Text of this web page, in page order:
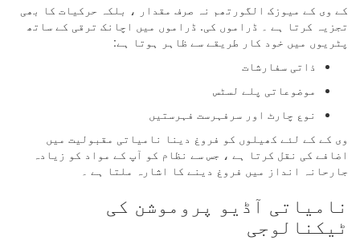
کے وی کے میوزک الگورتھم نہ صرف مقدار ، بلکہ حرکیات کا بھی
تجزیہ کرتا ہے ۔ ڈراموں کی. ڈراموں میں اچانک ترقی کے ساتھ
پٹریوں میں خود کار طریقے سے ظاہر ہوتا ہے:
ذاتی سفارشات
موضوعاتی پلے لسٹس
نوع چارٹ اور سرفہرست فہرستیں
وی کے کے لئے کھیلوں کو فروغ دینا نامیاتی مقبولیت میں
اضافے کی نقل کرتا ہے ، جس سے نظام کو آپ کے مواد کو زیادہ
جارحانہ انداز میں فروغ دینے کا اشارہ ملتا ہے ۔
نامیاتی آڈیو پروموشن کی
ٹیکنالوجی